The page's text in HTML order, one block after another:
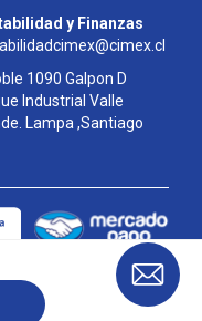
y Finanzas
1090 Galpon D
Industrial Valle
Lampa ,Santiago
| Powered by Enexum